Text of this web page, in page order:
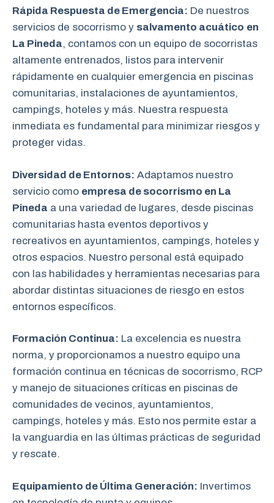
Rápida Respuesta de Emergencia: De nuestros
servicios de socorrismo y salvamento acuático en
La Pineda, contamos con un equipo de socorristas
altamente entrenados, listos para intervenir
rápidamente en cualquier emergencia en piscinas
comunitarias, instalaciones de ayuntamientos,
campings, hoteles y más. Nuestra respuesta
inmediata es fundamental para minimizar riesgos y
proteger vidas.
Diversidad de Entornos: Adaptamos nuestro
servicio como empresa de socorrismo en La
Pineda a una variedad de lugares, desde piscinas
comunitarias hasta eventos deportivos y
recreativos en ayuntamientos, campings, hoteles y
otros espacios. Nuestro personal está equipado
con las habilidades y herramientas necesarias para
abordar distintas situaciones de riesgo en estos
entornos específicos.
Formación Continua: La excelencia es nuestra
norma, y proporcionamos a nuestro equipo una
formación continua en técnicas de socorrismo, RCP
y manejo de situaciones críticas en piscinas de
comunidades de vecinos, ayuntamientos,
campings, hoteles y más. Esto nos permite estar a
la vanguardia en las últimas prácticas de seguridad
y rescate.
Equipamiento de Última Generación: Invertimos